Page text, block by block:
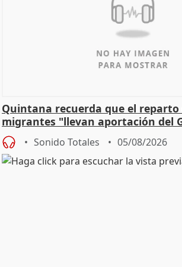
Quintana recuerda que el reparto
migrantes "llevan aportación del
central
Sonido Totales 05/08/2026